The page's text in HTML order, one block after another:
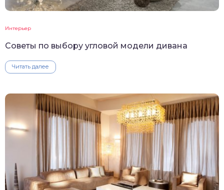
Интерьер
Советы по выбору угловой модели дивана
Читать далее